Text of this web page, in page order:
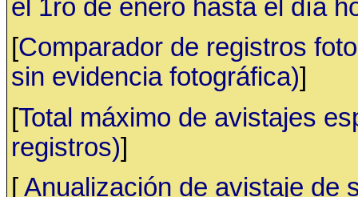
el 1ro de enero hasta el día
[Comparador de registros
sin evidencia fotográfica)]
[Total máximo de avistajes
registros)]
[Anualización de avistaje de